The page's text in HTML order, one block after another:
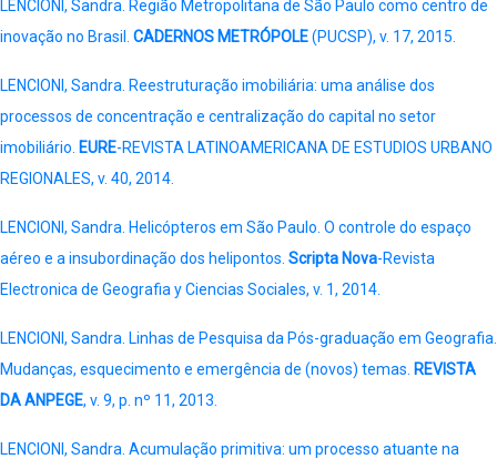
LENCIONI, Sandra. Região Metropolitana de São Paulo como centro de
inovação no Brasil. CADERNOS METRÓPOLE(PUCSP), v. 17, 2015.
LENCIONI, Sandra. Reestruturação imobiliária: uma análise dos
processos de concentração e centralização do capital no setor
imobiliário. EURE-REVISTA LATINOAMERICANA DE ESTUDIOS URBANO
REGIONALES, v. 40, 2014.
LENCIONI, Sandra. Helicópteros em São Paulo. O controle do espaço
aéreo e a insubordinação dos helipontos. Scripta Nova-Revista
Electronica de Geografia y Ciencias Sociales, v. 1, 2014.
LENCIONI, Sandra. Linhas de Pesquisa da Pós-graduação em Geografia.
Mudanças, esquecimento e emergência de (novos) temas. REVISTA
DA ANPEGE, v. 9, p. nº 11, 2013.
LENCIONI, Sandra. Acumulação primitiva: um processo atuante na